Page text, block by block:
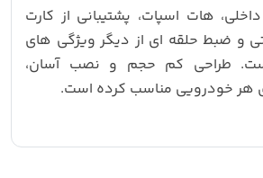
هات اسپات، پشتیبانی از کارت
گیگابایتی و ضبط حلقه ای از دیگر ویژگی های
طراحی کم حجم و نصب آسان،
هر خودرویی مناسب کرده است.